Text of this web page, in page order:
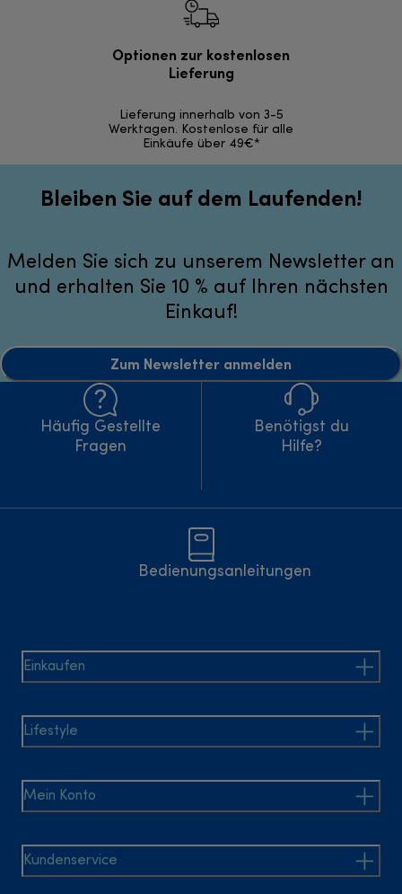
Optionen zur kostenlosen
Lieferung
Lieferung innerhalb von 3-5
Werktagen. Kostenlose für alle
Einkäufe über 49€*
Bleiben Sie auf dem Laufenden!
Melden Sie sich zu unserem Newsletter an
und erhalten Sie 10 % auf Ihren nächsten
Einkauf!
Zum Newsletter anmelden
Häufig Gestellte
Fragen
Benötigst du
Hilfe?
Bedienungsanleitungen
Einkaufen
Lifestyle
Mein Konto
Kundenservice